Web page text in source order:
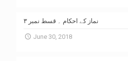
نماز کے احکام ۔ قسط نمبر ۳
June 30, 2018